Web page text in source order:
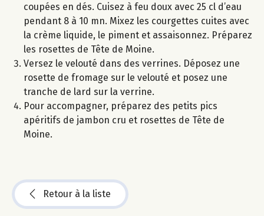
coupées en dés. Cuisez à feu doux avec 25 cl d’eau
pendant 8 à 10 mn. Mixez les courgettes cuites avec
la crème liquide, le piment et assaisonnez. Préparez
les rosettes de Tête de Moine.
Versez le velouté dans des verrines. Déposez une
rosette de fromage sur le velouté et posez une
tranche de lard sur la verrine.
Pour accompagner, préparez des petits pics
apéritifs de jambon cru et rosettes de Tête de
Moine.
Retour à la liste